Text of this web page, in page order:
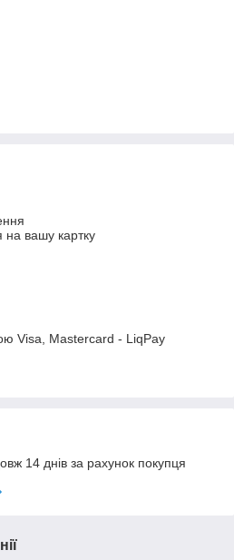
на вашу картку
Visa, Mastercard - LiqPay
14 днів за рахунок покупця